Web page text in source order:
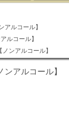
ルコール】
ルコール】
ンアルコール】
アルコール】